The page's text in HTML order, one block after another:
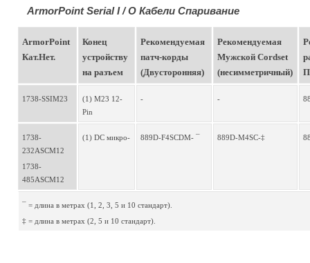
ArmorPoint Serial I / O Кабели Спаривание
ArmorPoint
Кат.Нет.
Конец
устройству
на разъем
Рекомендуемая
патч-корды
(Двусторонняя)
Рекомендуемая
Мужской Cordset
(несимметричный)
1738-SSIM23
(1) M23 12-
Pin
- -
1738-
232ASCM12
1738-
485ASCM12
(1) DC микро- 889D-F4SCDM- ¯ 889D-M4SC-‡
¯ = длина в метрах (1, 2, 3, 5 и 10 стандарт).
‡ = длина в метрах (2, 5 и 10 стандарт).